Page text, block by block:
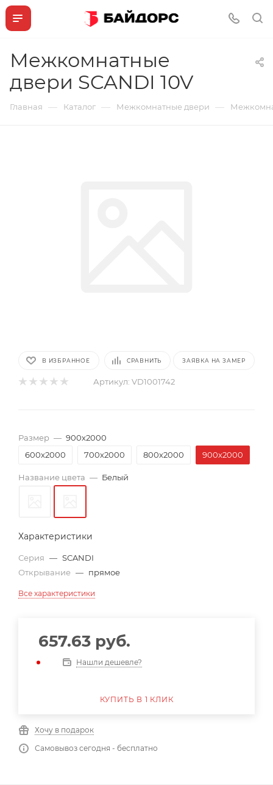
Межкомнатные
двери SCANDI 10V
Главная — Каталог — Межкомнатные двери —
В ИЗБРАННОЕ СРАВНИТЬ ЗАЯВКА НА ЗАМЕР
Артикул: VD1001742
Размер — 900х2000
600х2000
700х2000 800х2000 900х2000
Название цвета — Белый
Характеристики
Серия — SCANDI
Открывание — прямое
Все характеристики
657.63 руб.
Нашли дешевле?
КУПИТЬ В 1 КЛИК
Хочу в подарок
Самовывоз сегодня - бесплатно